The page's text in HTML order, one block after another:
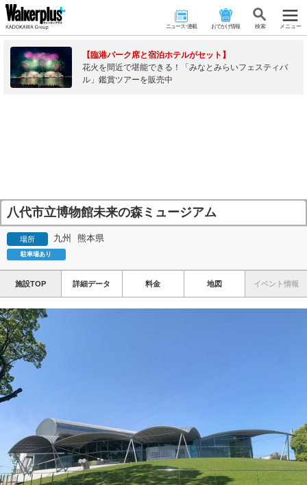
ニュース･連載 おでかけ情報 検 索 メニュー
【臨港パーク席と宿泊ホテルがセット】
花火を間近で堪能できる！「みなとみらいフェスティバ
ル」鑑賞ツアーを販売中
八代市立博物館未来の森ミュージアム
場所 九州 熊本県
駐車場あり
施設TOP 詳細データ 料金 地図 イベント情報